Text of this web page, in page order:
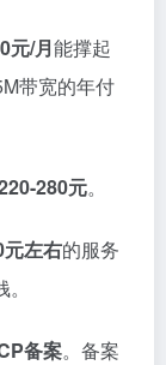
元/月能撑起
带宽的年付
280元。
左右的服务
备案。备案